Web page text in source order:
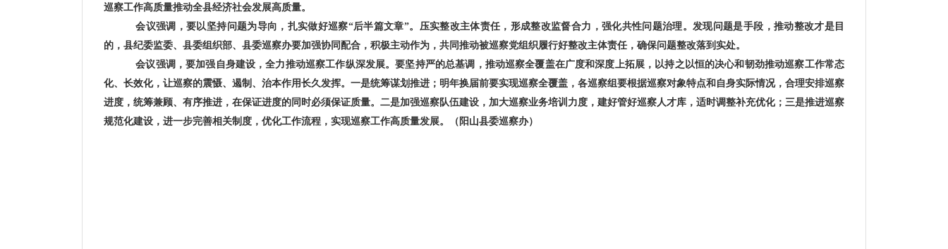
巡察工作高质量推动全县经济社会发展高质量。
会议强调，要以坚持问题为导向，扎实做好巡察“后半篇文章”。压实整改主体责任，形成整改监督合力，强化共性问题治理。发现问题是手段，推动整改才是目
的，县纪委监委、县委组织部、县委巡察办要加强协同配合，积极主动作为，共同推动被巡察党组织履行好整改主体责任，确保问题整改落到实处。
会议强调，要加强自身建设，全力推动巡察工作纵深发展。要坚持严的总基调，推动巡察全覆盖在广度和深度上拓展，以持之以恒的决心和韧劲推动巡察工作常态
化、长效化，让巡察的震慑、遏制、治本作用长久发挥。一是统筹谋划推进； 明年换届前要实现巡察全覆盖，各巡察组要根据巡察对象特点和自身实际情况，合理安排巡察
进度，统筹兼顾、有序推进，在保证进度的同时必须保证质量。 二是加强巡察队伍建设， 加大巡察业务培训力度，建好管好巡察人才库，适时调整补充优化 ；三是推进巡察
规范化建设，进一步完善相关制度，优化工作流程，实现巡察工作高质量发展。（阳山县委巡察办）